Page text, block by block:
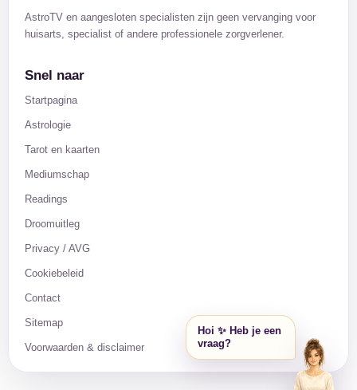
AstroTV en aangesloten specialisten zijn geen vervanging voor
huisarts, specialist of andere professionele zorgverlener.
Snel naar
Startpagina
Astrologie
Tarot en kaarten
Mediumschap
Readings
Droomuitleg
Privacy / AVG
Cookiebeleid
Contact
Sitemap
Voorwaarden & disclaimer
Hoi ✨ Heb je een
vraag?